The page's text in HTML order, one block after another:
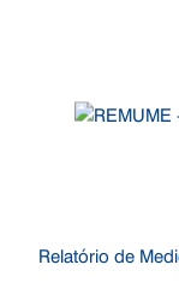
Relatório de